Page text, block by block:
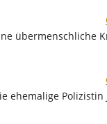
übermenschliche
ehemalige